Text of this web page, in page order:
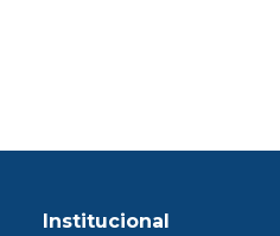
Institucional